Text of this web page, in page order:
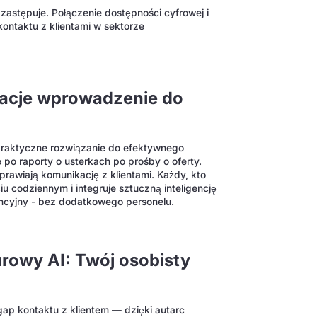
Połączenie dostępności cyfrowej i
z klientami w sektorze
wprowadzenie do
rozwiązanie do efektywnego
po raporty o usterkach po prośby o oferty.
komunikację z klientami. Każdy, kto
codziennym i integruje sztuczną inteligencję
- bez dodatkowego personelu.
AI: Twój osobisty
kontaktu z klientem — dzięki autarc